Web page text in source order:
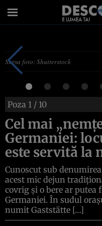
Sursa foto: Shutterstock
Poza 1 / 10
Cel mai
Germaniei:
este servită la
Cunoscut sub
acest mic dejun
covrig și o bere ar putea
Germaniei. În sudul
numit Gaststätte […]